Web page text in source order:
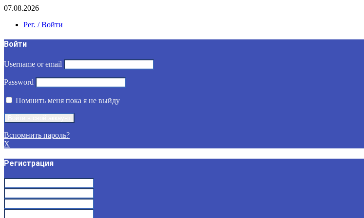
07.08.2026
Рег. / Войти
Войти
Username or email
Password
Помнить меня пока я не выйду
Вспомнить пароль?
X
Регистрация